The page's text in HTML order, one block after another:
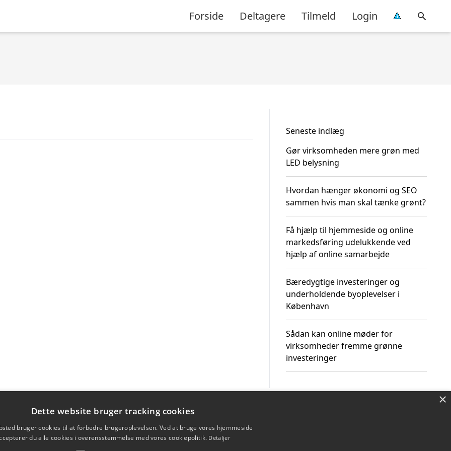
Forside Deltagere Tilmeld Login
Seneste indlæg
Gør virksomheden mere grøn med
LED belysning
Hvordan hænger økonomi og SEO
sammen hvis man skal tænke grønt?
Få hjælp til hjemmeside og online
markedsføring udelukkende ved
hjælp af online samarbejde
Bæredygtige investeringer og
underholdende byoplevelser i
København
Sådan kan online møder for
virksomheder fremme grønne
investeringer
×
Dette website bruger tracking cookies
bruger cookies til at forbedre brugeroplevelsen. Ved at bruge vores hjemmeside
du alle cookies i overensstemmelse med vores cookiepolitik. Detaljer